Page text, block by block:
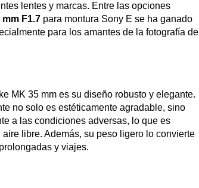
lentes y marcas. Entre las opciones
mm F1.7para montura Sony E se ha ganado
para los amantes de la fotografía de
MK 35 mm es su diseño robusto y elegante.
no solo es estéticamente agradable, sino
a las condiciones adversas, lo que es
libre. Además, su peso ligero lo convierte
y viajes.